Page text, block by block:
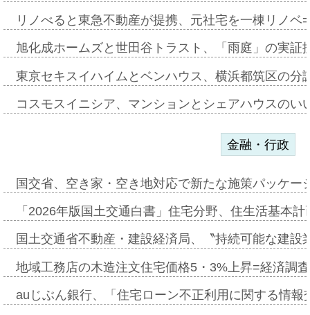
リノべると東急不動産が提携、元社宅を一棟リノ
旭化成ホームズと世田谷トラスト、「雨庭」の実
東京セキスイハイムとベンハウス、横浜都筑区の
コスモスイニシア、マンションとシェアハウスの
金融・行政
国交省、空き家・空き地対応で新たな施策パッケ
「2026年版国土交通白書」住宅分野、住生活基本
国土交通省不動産・建設経済局、〝持続可能な建
地域工務店の木造注文住宅価格5・3%上昇=経済調
auじぶん銀行、「住宅ローン不正利用に関する情